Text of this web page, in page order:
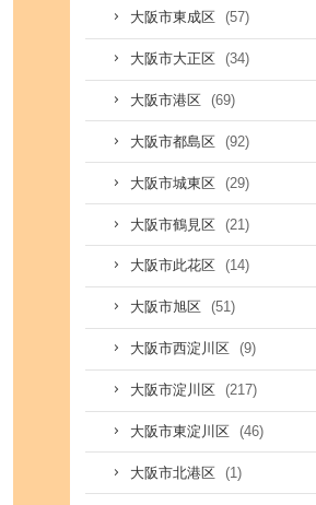
大阪市東成区 (57)
大阪市大正区 (34)
大阪市港区 (69)
大阪市都島区 (92)
大阪市城東区 (29)
大阪市鶴見区 (21)
大阪市此花区 (14)
大阪市旭区 (51)
大阪市西淀川区 (9)
大阪市淀川区 (217)
大阪市東淀川区 (46)
大阪市北港区 (1)